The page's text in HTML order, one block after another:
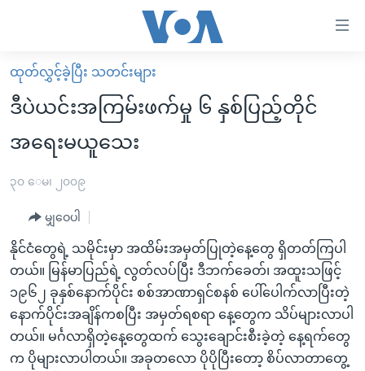
လွယ်ကူ
စေ
များ
အကြောင်းအရာ
သို့
ကျော်
ကြည့်
မူလစာမျက်နှာ
မြန်မာ
ကမ္ဘာ့သတင်းများ
အစ္စရေး-ပါလက်စတိုင်း
ရပ်ဝန်းတခု လမ်းတခု အလွန်
အင်္ဂလိပ်စာလေ့လာမယ်
အမေရိကန်သုံးအီဒီယံ
မကြေးမုံရဲ့ အင်္ဂလိပ်စာ
ရုပ်ရှင်ထဲက အင်္ဂလိပ်စာ
အပတ်စဉ်ကဏ္ဍများ
ရေဒီယို
တီဗွီ
ရေဒီယိုနှင့်ရုပ်သံ အချက်အလက်များ
ရေဒီယို/တီဗွီအစီအစဉ်
ထုတ်လွှင့်ခဲ့ပြီး သတင်းများ
ဒီပဲယင်းအကြမ်းဖက်မှု ၆ နှစ်ပြည့်တိုင်
အရေးမယူသေး
၃၀ ေမ၊ ၂၀၀၉
မျှဝေပါ
နိုင်ငံတွေရဲ့ သမိုင်းမှာ အထိမ်းအမှတ်ပြုတဲ့နေ့တွေ ရှိတတ်ကြပါ
တယ်။ မြန်မာပြည်ရဲ့ လွတ်လပ်ပြီး ဒီဘက်ခေတ်၊ အထူးသဖြင့်
၁၉၆၂ ခုနှစ်နောက်ပိုင်း စစ်အာဏာရှင်စနစ် ပေါ်ပေါက်လာပြီးတဲ့
နောက်ပိုင်းအချိန်ကစပြီး အမှတ်ရစရာ နေ့တွေက သိပ်များလာပါ
တယ်။ မင်္ဂလာရှိတဲ့နေ့တွေထက် သွေးချောင်းစီးခဲ့တဲ့ နေ့ရက်တွေ
က ပိုများလာပါတယ်။ အခုတလော ပိုပိုပြီးတော့ စိပ်လာတာတွေ့